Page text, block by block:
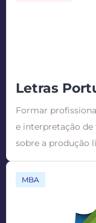
Letras
Formar
e interpretação
sobre a produção
MBA